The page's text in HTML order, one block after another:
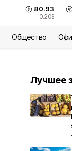
80.93
-0.20$
Общество
Лучшее